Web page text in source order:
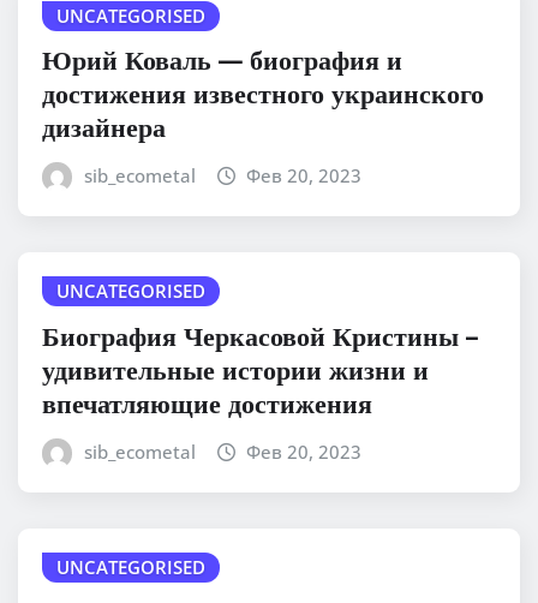
UNCATEGORISED
Юрий Коваль — биография и
достижения известного украинского
дизайнера
sib_ecometal Фев 20, 2023
UNCATEGORISED
Биография Черкасовой Кристины –
удивительные истории жизни и
впечатляющие достижения
sib_ecometal Фев 20, 2023
UNCATEGORISED